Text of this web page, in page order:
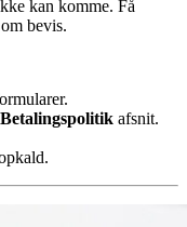
kan komme. Få
bevis.
Betalingspolitik afsnit.